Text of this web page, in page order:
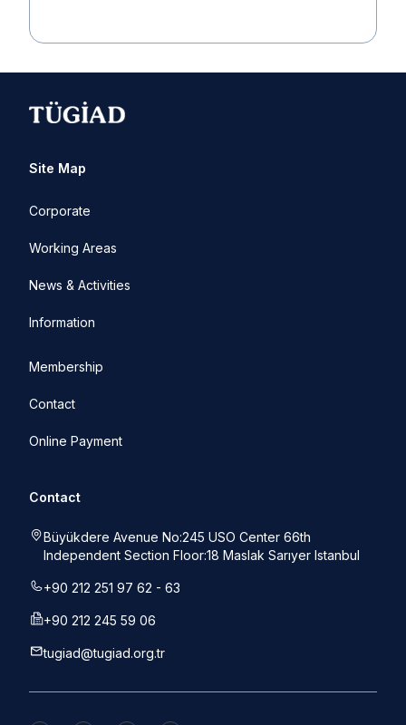
Site Map
Corporate
Working Areas
News & Activities
Information
Membership
Contact
Online Payment
Contact
Büyükdere Avenue No:245 USO Center 66th
Independent Section Floor:18 Maslak Sarıyer Istanbul
+90 212 251 97 62 - 63
+90 212 245 59 06
tugiad@tugiad.org.tr